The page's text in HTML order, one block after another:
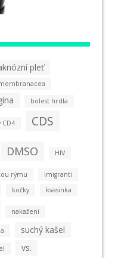
pleť
bolest hrdla
CD4 CDS
DMSO HIV
rýmu
imigranti
kočky kvasinka
nakažení
suchý kašel
vs.